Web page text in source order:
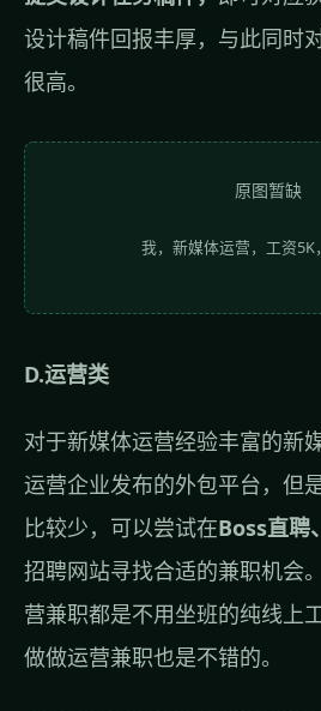
设计稿件回报丰厚，与此同时
很高。
原图暂缺
我，新媒体运营，工资5K
D.运营类
对于新媒体运营经验丰富的新
运营企业发布的外包平台，但
比较少，可以尝试在Boss直聘
招聘网站寻找合适的兼职机会
营兼职都是不用坐班的纯线上
做做运营兼职也是不错的。